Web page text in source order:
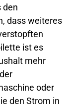
den
dass weiteres
ist es
mehr
oder
den Strom in